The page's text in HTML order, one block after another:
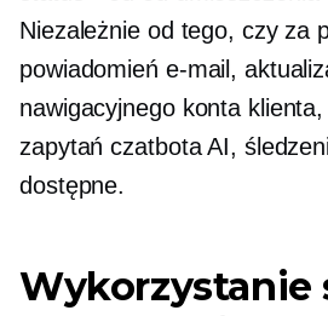
Niezależnie od tego, czy za
powiadomień e-mail,
nawigacyjnego konta
zapytań czatbota AI,
dostępne.
Wykorzystanie